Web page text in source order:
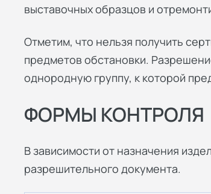
выставочных образцов и
Отметим, что нельзя получить
предметов обстановки.
однородную группу, к которой
ФОРМЫ КОНТРОЛЯ
В зависимости от назначения
разрешительного документа.